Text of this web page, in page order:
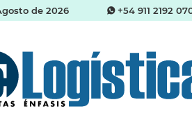
de 2026 +54 911 2192